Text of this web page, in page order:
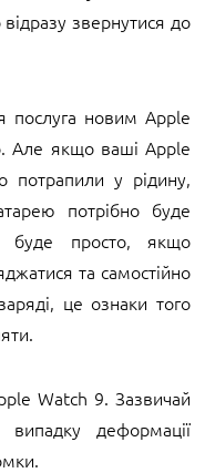
звернутися до
послуга новим Apple
Але якщо ваші Apple
потрапили у рідину,
потрібно буде
буде просто, якщо
та самостійно
це ознаки того
Watch 9. Зазвичай
деформації